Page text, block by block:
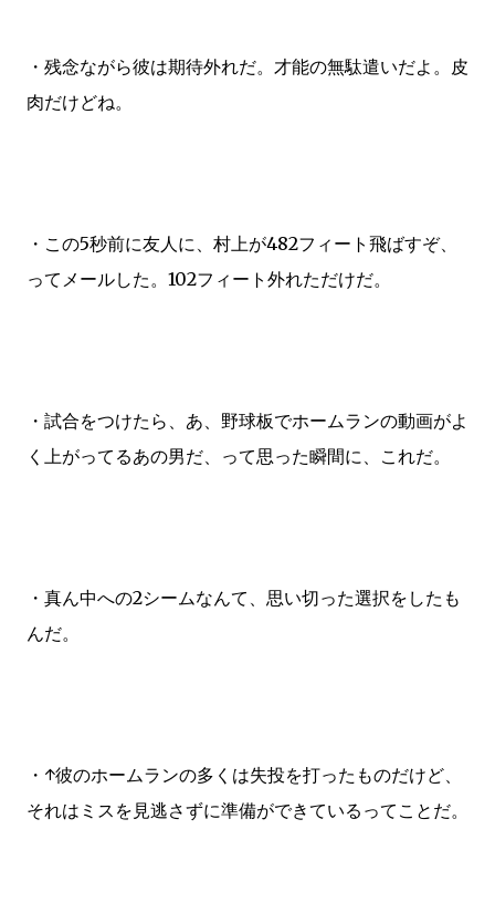
・残念ながら彼は期待外れだ。才能の無駄遣いだよ。皮
肉だけどね。
・この5秒前に友人に、村上が482フィート飛ばすぞ、
ってメールした。102フィート外れただけだ。
・試合をつけたら、あ、野球板でホームランの動画がよ
く上がってるあの男だ、って思った瞬間に、これだ。
・真ん中への2シームなんて、思い切った選択をしたも
んだ。
・↑彼のホームランの多くは失投を打ったものだけど、
それはミスを見逃さずに準備ができているってことだ。